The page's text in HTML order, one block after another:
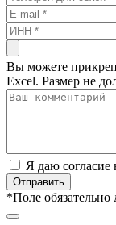
Вы можете
Excel. Размер не
Я даю согласие
*Поле обязательно